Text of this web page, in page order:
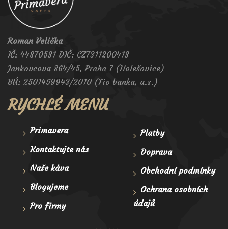
Roman Velička
IČ: 44870531 DIČ: CZ7311200413
Jankovcova 864/45, Praha 7 (Holešovice)
BÚ: 2501459943/2010 (Fio banka, a.s.)
RYCHLÉ MENU
Primavera
Kontaktujte nás
Naše káva
Blogujeme
Pro firmy
Platby
Doprava
Obchodní podmínky
Ochrana osobních
údajů